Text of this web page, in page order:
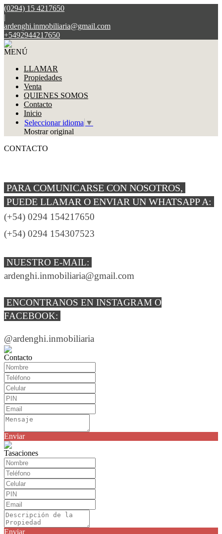
(0294) 15 4217650
|
ardenghi.inmobiliaria@gmail.com
+5492944217650
MENÚ
LLAMAR
Propiedades
Venta
QUIENES SOMOS
Contacto
Inicio
Seleccionar idioma ▼
Mostrar original
CONTACTO
PARA COMUNICARSE CON NOSOTROS,
PUEDE LLAMAR O ENVIAR UN WHATSAPP A:
(+54) 0294 154217650
(+54) 0294 154307523
NUESTRO E-MAIL:
ardenghi.inmobiliaria@gmail.com
ENCONTRANOS EN INSTAGRAM O
FACEBOOK:
@ardenghi.inmobiliaria
Contacto
Enviar
Tasaciones
Enviar